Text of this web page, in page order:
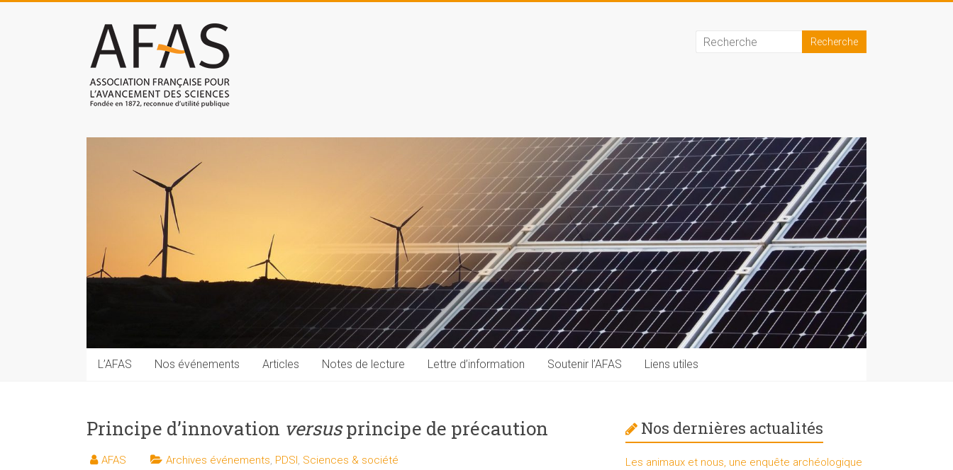
Association
française
pour
sciences
(AFAS)
sciences
public
L’AFAS Nos événements Articles Notes de lecture Lettre d’information Soutenir l’AFAS Liens utiles
Principe d’innovation versusprincipe de précaution
AFAS Archives événements, PDSI , Sciences & société
Nos dernières actualités
Les animaux et nous, une enquête archéologique